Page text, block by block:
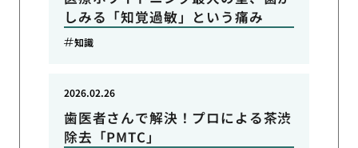
しみる「知覚過敏」という痛み
知識
歯医者さんで解決！プロによる茶渋
除去「PMTC」
2026.02.26